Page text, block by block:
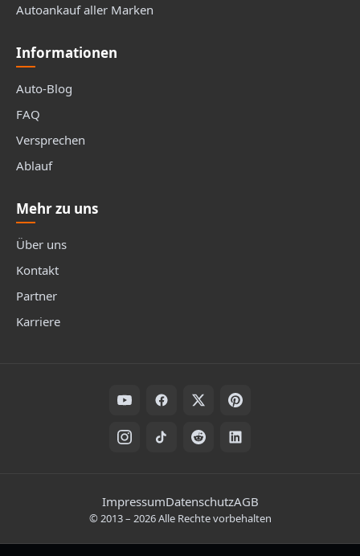
Autoankauf aller Marken
Informationen
Auto-Blog
FAQ
Versprechen
Ablauf
Mehr zu uns
Über uns
Kontakt
Partner
Karriere
Folge uns auf Social Media
Rechtliche HinweiseImpressumDatenschutzAGB
© 2013– 2026Alle Rechte vorbehalten